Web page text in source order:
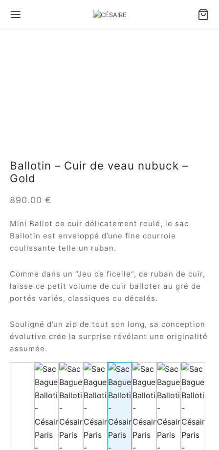
Ballotin – Cuir de veau nubuck –
Gold
890.00 €
Mini Ballot de cuir délicatement roulé, le sac
Ballotin est enveloppé d’une fine courroie
coulissante telle un ruban.
Comme dans un “Jeu de ficelle“, ce ruban de cuir,
laisse ce petit volume de cuir balloter au gré de
portés variés, classiques ou décalés.
Souligné d’un zip de tout son long, sa conception
évolutive crée la surprise révélant une originalité
assumée.